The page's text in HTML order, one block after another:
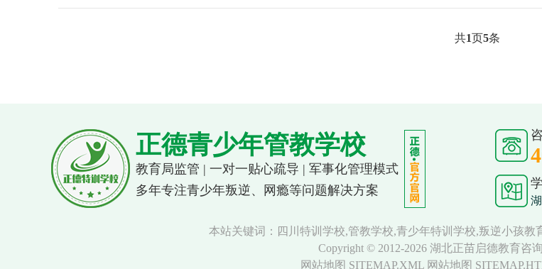
共1页5条
正德青少年管教学校
教育局监管 | 一对一贴心疏导 | 军事化管理模式
多年专注青少年叛逆、网瘾等问题解决方案
本站关键词：四川特训学校,管教学校,青少年特训学校,叛逆小孩
Copyright © 2012-2026 湖北正苗启德教育咨
网站地图 SITEMAP.XML 网站地图